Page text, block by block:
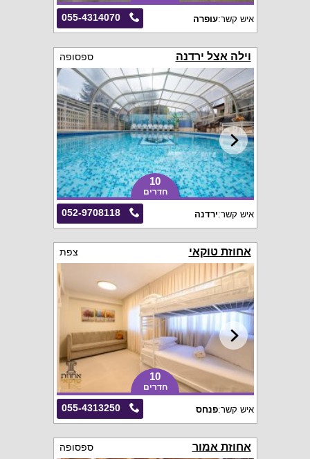
055-4314070 איש קשר:עופרה
וילה אצל ירדנה ספסופה
10
חדרים
052-9708118 איש קשר:ירדנה
אחוזת טוקאי צפת
10
חדרים
055-4313250 איש קשר:פנחס
אחוזת אמור ספסופה